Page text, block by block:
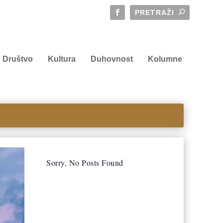
Društvo Kultura Duhovnost Kolumne
Sorry, No Posts Found